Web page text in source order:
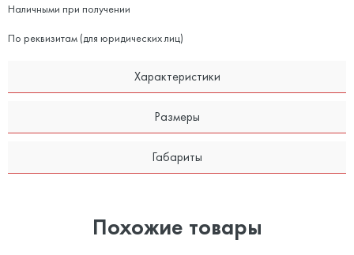
Наличными при получении
По реквизитам (для юридических лиц)
Характеристики
Размеры
Габариты
Похожие товары